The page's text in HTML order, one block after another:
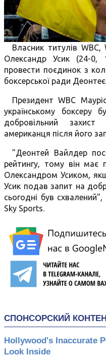
Власник титулів
Олександр Усик (24-
провести поєдинок з
боксерської ради
Президент WBC
українському боксеру
добровільний захист
американця після його
"Деонтей Вайлдер
рейтингу, тому він має
Олександром Усиком,
Усик подав запит на
сьогодні був
Sky Sports.